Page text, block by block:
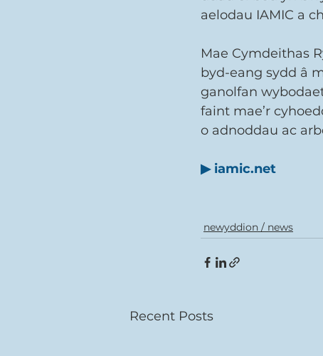
aelodau IAMIC a
Mae Cymdeithas
byd-eang sydd â
ganolfan
faint mae’r
o adnoddau ac
▶ iamic.net
newyddion / news
Recent Posts